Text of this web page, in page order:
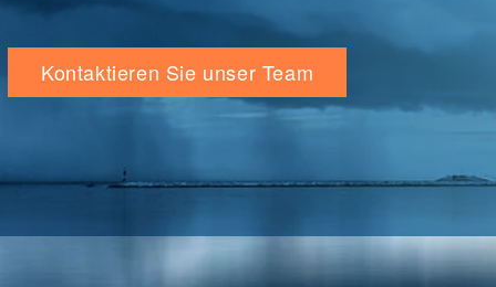
Kontaktieren Sie unser Team